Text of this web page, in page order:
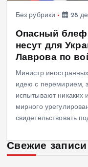
Без рубрики 28
Опасный блеф
несут для
Лаврова по
Министр
идею с перемирием,
испытывают никаких
мирного
свидетельствовать
Свежие записи